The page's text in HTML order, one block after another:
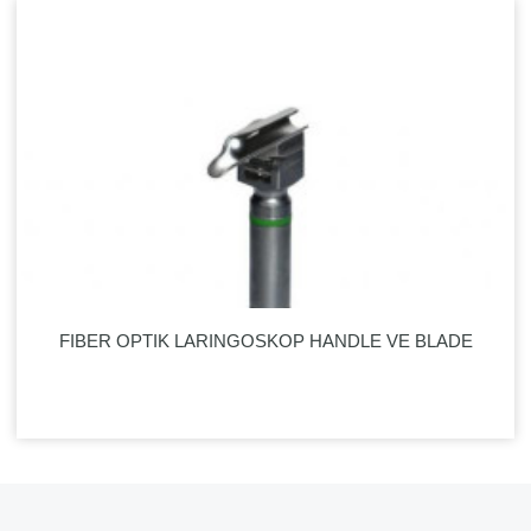
FIBER OPTIK LARINGOSKOP HANDLE VE BLADE